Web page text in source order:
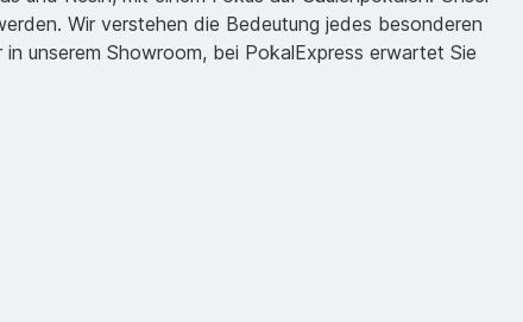
Wir verstehen die Bedeutung jedes besonderen
unserem Showroom, bei PokalExpress erwartet Sie